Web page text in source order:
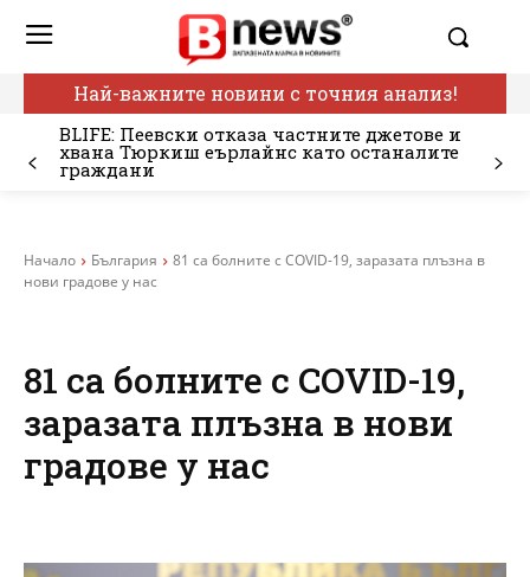
Най-важните новини с точния анализ!
BLIFE: Пеевски отказа частните джетове и
хвана Тюркиш еърлайнс като останалите
граждани
Начало България
81 са болните с COVID-19, заразата плъзна в
нови градове у нас
81 са болните с COVID-19,
заразата плъзна в нови
градове у нас